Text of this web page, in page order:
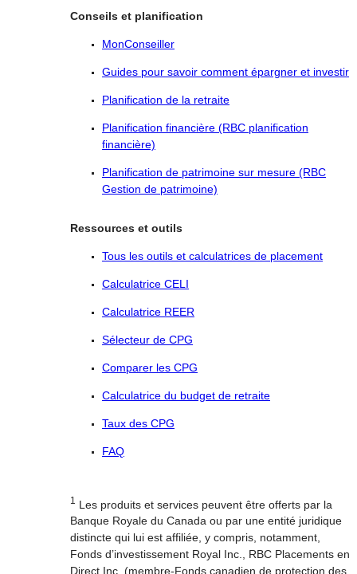
Conseils et planification
MonConseiller
Guides pour savoir comment épargner et investir
Planification de la retraite
Planification financière (RBC planification
financière)
Planification de patrimoine sur mesure (RBC
Gestion de patrimoine)
Ressources et outils
Tous les outils et calculatrices de placement
Calculatrice CELI
Calculatrice REER
Sélecteur de CPG
Comparer les CPG
Calculatrice du budget de retraite
Taux des CPG
FAQ
1
Les produits et services peuvent être offerts par la
Banque Royale du Canada ou par une entité juridique
distincte qui lui est affiliée, y compris, notamment,
Fonds d’investissement Royal Inc., RBC Placements en
Direct Inc. (membre-Fonds canadien de protection des